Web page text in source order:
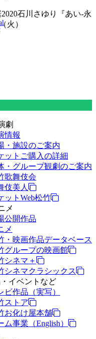
劇
情報
・施設のご案内
ットご購入の詳細
・グループ観劇のご案内
歌舞伎会
伎美人
ットWeb松竹
メ
公開作品
メ
・映画作品データベース
グループの映画館
シネマ＋
シネマクラシックス
イベントなど
ビ作品（実写）
ストア
お化け屋本舗
ム事業（English）
川さゆり『あい-永
火）